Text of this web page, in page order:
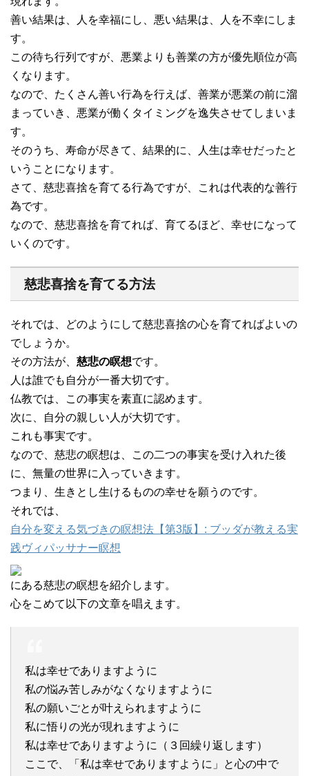
善い結果は、人を幸福にし、悪い結果は、人を不幸にしま
す。
この待ち行列ですが、悪業よりも善業の方が優先順位が高
くなります。
なので、たくさん善い行為を行えば、善業が悪業の前に溜
まっていき、悪業が働くタイミングを逸失させてしまいま
す。
そのうち、寿命が尽きて、結果的に、人生は幸せだったと
いうことになります。
さて、慈悲喜捨を育てる行為ですが、これは代表的な善行
為です。
なので、慈悲喜捨を育てれば、育てるほど、幸せになって
いくのです。
慈悲喜捨を育てる方法
それでは、どのようにして慈悲喜捨の心を育てればよいの
でしょうか。
その方法が、 慈悲の瞑想です。
人は誰でも自分が一番大切です。
仏教では、この事実を素直に認めます。
次に、自分の親しい人が大切です。
これも事実です。
なので、慈悲の瞑想は、この二つの事実を受け入れた後
に、無量の世界に入っていきます。
つまり、生きとし生けるものの幸せを願うのです。
それでは、
自分を変える気づきの瞑想法【第3版】: ブッダが教える実
践ヴィパッサナー瞑想
にある慈悲の瞑想を紹介します。
心をこめて以下の文章を唱えます。
私は幸せでありますように
私の悩み苦しみがなくなりますように
私の願いごとが叶えられますように
私に悟りの光が現れますように
私は幸せでありますように（３回繰り返します）
ここで、「私は幸せでありますように」と心の中で